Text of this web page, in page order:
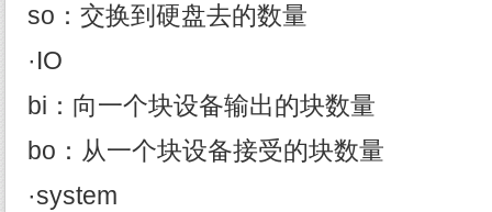
so：交换到硬盘去的数量
·IO
bi：向一个块设备输出的块数量
bo：从一个块设备接受的块数量
·system